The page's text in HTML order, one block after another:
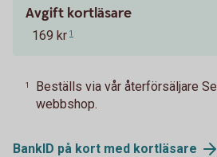
Avgift kortläsare
169 kr 1
1
Beställs via vår återförsäljare
webbshop.
BankID på kort med kortläsare